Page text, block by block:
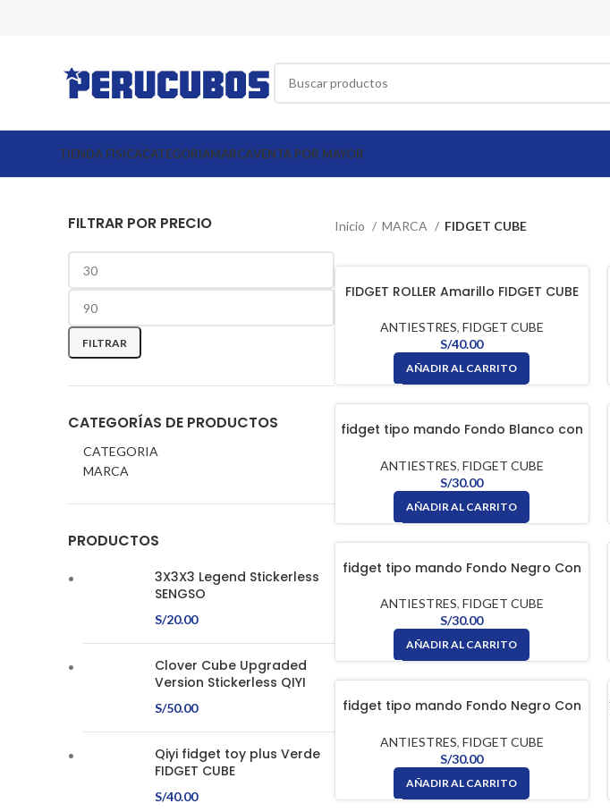
TIENDA FÍSICACATEGORIAMARCAVENTA POR MAYOR
FILTRAR POR PRECIO
Precio
mínimo
Precio
máximo
FILTRAR
CATEGORÍAS DE PRODUCTOS
CATEGORIA
MARCA
PRODUCTOS
3X3X3 Legend Stickerless
SENGSO
S/20.00
Clover Cube Upgraded
Version Stickerless QIYI
S/50.00
Qiyi fidget toy plus Verde
FIDGET CUBE
S/40.00
Inicio MARCA FIDGET CUBE
FIDGET ROLLER Amarillo FIDGET CUBE
ANTIESTRES, FIDGET CUBE
S/40.00
AÑADIR AL CARRITO
fidget tipo mando Fondo Blanco con
ANTIESTRES, FIDGET CUBE
S/30.00
AÑADIR AL CARRITO
fidget tipo mando Fondo Negro Con
ANTIESTRES, FIDGET CUBE
S/30.00
AÑADIR AL CARRITO
fidget tipo mando Fondo Negro Con
ANTIESTRES, FIDGET CUBE
S/30.00
AÑADIR AL CARRITO